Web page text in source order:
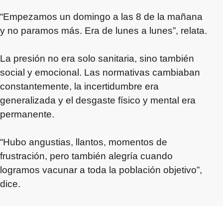
“Empezamos un domingo a las 8 de la mañana
y no paramos más. Era de lunes a lunes”, relata.
La presión no era solo sanitaria, sino también
social y emocional. Las normativas cambiaban
constantemente, la incertidumbre era
generalizada y el desgaste físico y mental era
permanente.
“Hubo angustias, llantos, momentos de
frustración, pero también alegría cuando
logramos vacunar a toda la población objetivo”,
dice.